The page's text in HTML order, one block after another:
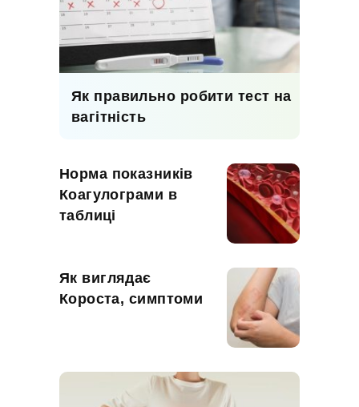
Як правильно робити тест на
вагітність
Норма показників
Коагулограми в
таблиці
Як виглядає
Короста, симптоми